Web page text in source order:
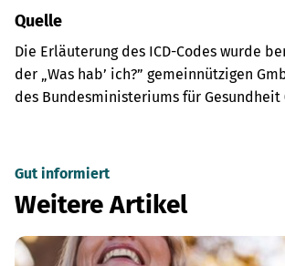
Quelle
Die Erläuterung des ICD-Codes wurde
der „Was hab’ ich?” gemeinnützigen
des Bundesministeriums für Gesundheit
Gut informiert
Weitere Artikel